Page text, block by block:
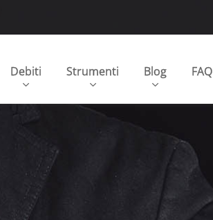
Debiti Strumenti Blog FAQ